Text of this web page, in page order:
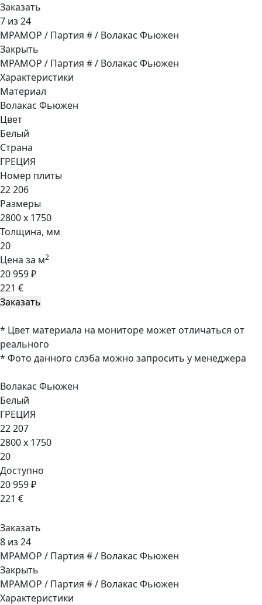
Заказать
7 из 24
МРАМОР / Партия # / Волакас Фьюжен
Закрыть
МРАМОР / Партия # / Волакас Фьюжен
Характеристики
Материал
Волакас Фьюжен
Цвет
Белый
Страна
ГРЕЦИЯ
Номер плиты
22 206
Размеры
2800 x 1750
Толщина, мм
20
Цена за м2
20 959 ₽
221 €
* Цвет материала на мониторе может отличаться от
реального
* Фото данного слэба можно запросить у менеджера
Волакас Фьюжен
Белый
ГРЕЦИЯ
22 207
2800 x 1750
20
Доступно
20 959 ₽
221 €
Заказать
8 из 24
МРАМОР / Партия # / Волакас Фьюжен
Закрыть
МРАМОР / Партия # / Волакас Фьюжен
Характеристики